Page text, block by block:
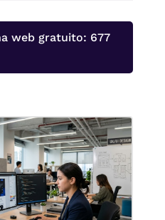
web gratuito: 677